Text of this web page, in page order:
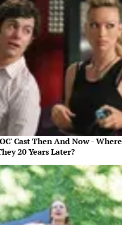
Cast Then And Now - Where
20 Years Later?